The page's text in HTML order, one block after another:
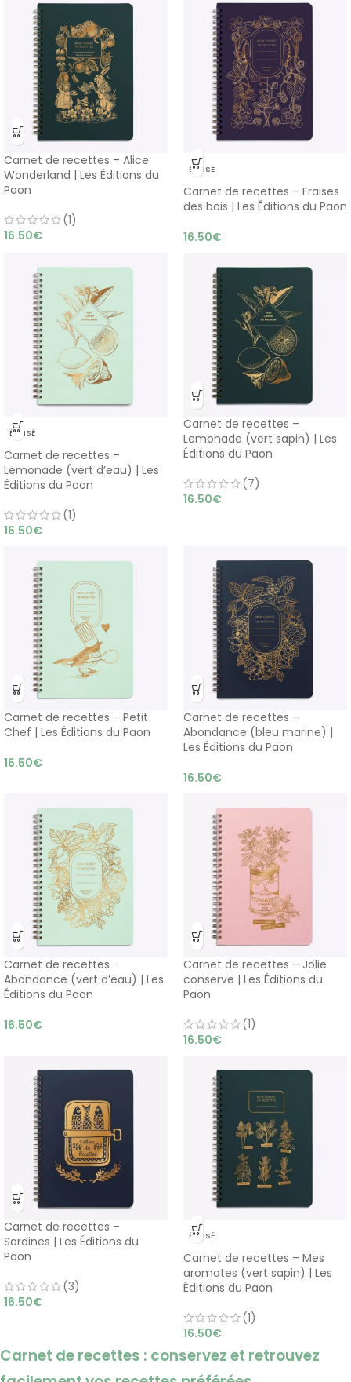
Carnet de recettes – Alice
Wonderland | Les Éditions du
Paon
(1)
16.50€
ÉPUISÉ
Carnet de recettes – Fraises
des bois | Les Éditions du Paon
16.50€
ÉPUISÉ
Carnet de recettes –
Lemonade (vert d’eau) | Les
Éditions du Paon
(1)
16.50€
Carnet de recettes –
Lemonade (vert sapin) | Les
Éditions du Paon
(7)
16.50€
Carnet de recettes – Petit
Chef | Les Éditions du Paon
16.50€
Carnet de recettes –
Abondance (bleu marine) |
Les Éditions du Paon
16.50€
Carnet de recettes –
Abondance (vert d’eau) | Les
Éditions du Paon
16.50€
Carnet de recettes – Jolie
conserve | Les Éditions du
Paon
(1)
16.50€
Carnet de recettes –
Sardines | Les Éditions du
Paon
(3)
16.50€
ÉPUISÉ
Carnet de recettes – Mes
aromates (vert sapin) | Les
Éditions du Paon
(1)
16.50€
Carnet de recettes : conservez et retrouvez